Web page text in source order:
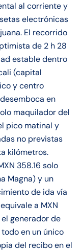
al corriente y
electrónicas
El recorrido
de 2 h 28
estable dentro
(capital
y centro
en
maquilador del
pico matinal y
no previstas
kilómetros.
358.16 solo
Magna) y un
de ida vía
a MXN
generador de
en un único
del recibo en el